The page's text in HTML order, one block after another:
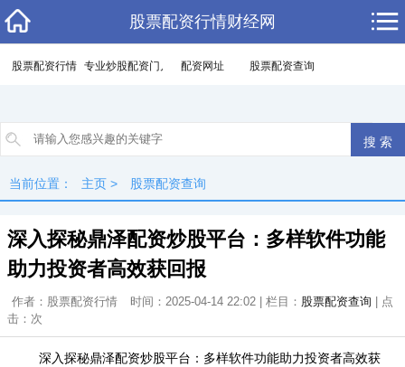
股票配资行情财经网
股票配资行情 专业炒股配资门户 配资网址 股票配资查询
当前位置： 主页 > 股票配资查询
深入探秘鼎泽配资炒股平台：多样软件功能
助力投资者高效获回报
作者：股票配资行情 时间：2025-04-14 22:02 | 栏目： 股票配资查询 | 点
击： 次
深入探秘鼎泽配资炒股平台：多样软件功能助力投资者高效获